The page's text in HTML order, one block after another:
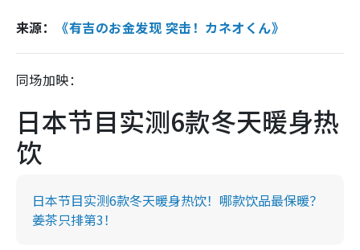
来源：
《有吉のお金发现 突击！カネオくん》
同场加映：
日本节目实测6款冬天暖身热
饮
日本节目实测6款冬天暖身热饮！哪款饮品最保暖？
姜茶只排第3！